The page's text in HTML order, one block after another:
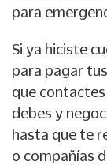
para
Si ya hiciste
para pagar
que
debes y
hasta que te
o compañías